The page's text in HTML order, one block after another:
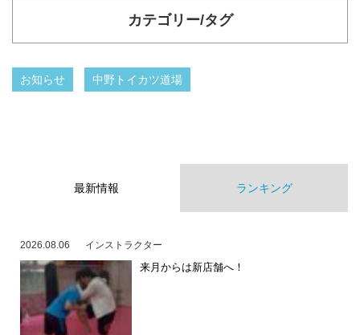
カテゴリー/タグ
お知らせ 中野トイカツ道場
最新情報 ランキング
2026.08.06 インストラクター
来月からは新店舗へ！